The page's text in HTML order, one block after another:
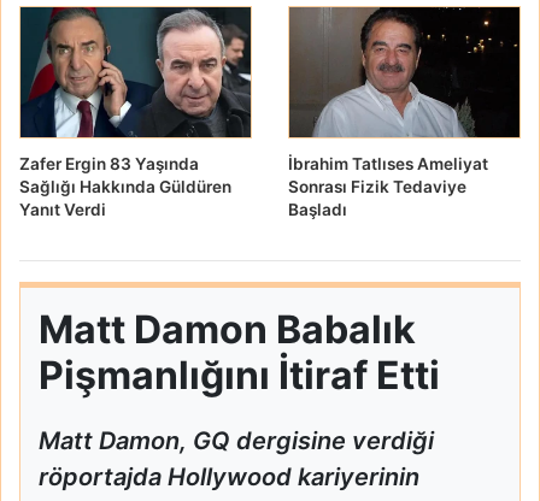
Zafer Ergin 83 Yaşında
Sağlığı Hakkında Güldüren
Yanıt Verdi
İbrahim Tatlıses Ameliyat
Sonrası Fizik Tedaviye
Başladı
Matt Damon Babalık
Pişmanlığını İtiraf Etti
Matt Damon, GQ dergisine verdiği
röportajda Hollywood kariyerinin